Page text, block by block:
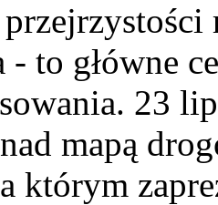
to główne
23
mapą
którym